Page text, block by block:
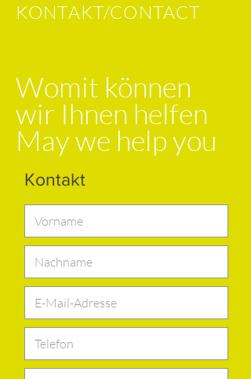
KONTAKT/CONTACT
Womit können
wir Ihnen helfen
May we help you
Kontakt